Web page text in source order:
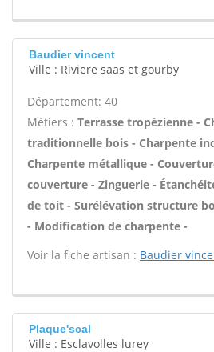
Baudier vincent
Ville : Riviere saas et gourby
Département: 40
Métiers : Terrasse tropézienne -
traditionnelle bois - Charpente
Charpente métallique -
couverture - Zinguerie -
de toit - Surélévation structure
- Modification de charpente -
Voir la fiche artisan : Baudier
Plaque'scal
Ville : Esclavolles lurey